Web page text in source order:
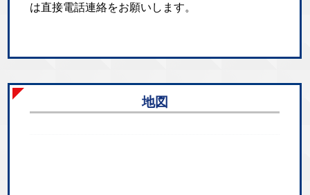
は直接電話連絡をお願いします。
地図